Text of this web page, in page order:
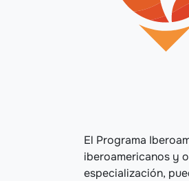
El Programa
iberoamericanos y
especialización,